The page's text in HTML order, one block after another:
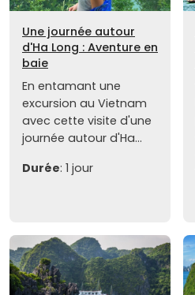
Une journée autour
d'Ha Long : Aventure en
baie
En entamant une
excursion au Vietnam
avec cette visite d'une
journée autour d'Ha...
Durée: 1 jour